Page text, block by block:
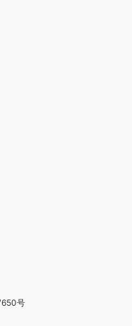
号